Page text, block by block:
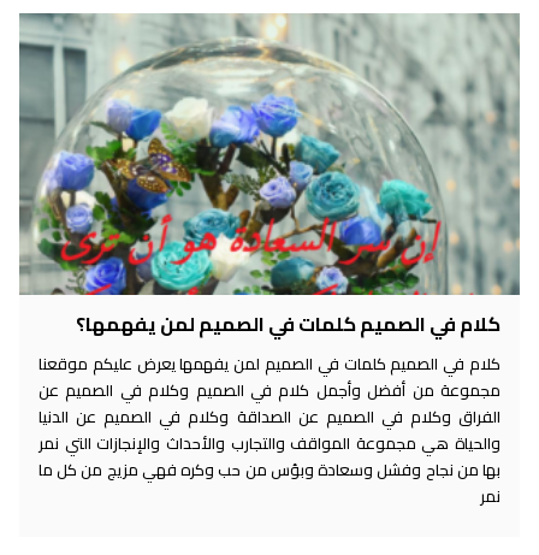
كلام في الصميم كلمات في الصميم لمن يفهمها؟
كلام في الصميم كلمات في الصميم لمن يفهمها يعرض عليكم موقعنا
مجموعة من أفضل وأجمل كلام في الصميم وكلام في الصميم عن
الفراق وكلام في الصميم عن الصداقة وكلام في الصميم عن الدنيا
والحياة هي مجموعة المواقف والتجارب والأحداث والإنجازات التي نمر
بها من نجاح وفشل وسعادة وبؤس من حب وكره فهي مزيج من كل ما
نمر